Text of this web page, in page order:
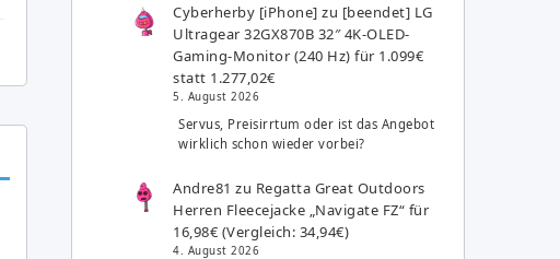
Cyberherby [iPhone] zu [beendet] LG
Ultragear 32GX870B 32″ 4K-OLED-
Gaming-Monitor (240 Hz) für 1.099€
statt 1.277,02€
5. August 2026
Servus, Preisirrtum oder ist das Angebot
wirklich schon wieder vorbei?
Andre81 zu Regatta Great Outdoors
Herren Fleecejacke „Navigate FZ“ für
16,98€ (Vergleich: 34,94€)
4. August 2026